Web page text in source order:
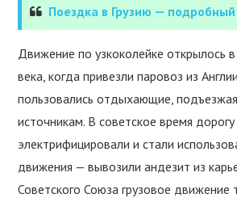
Поездка в Грузию — подробный
Движение по узкоколейке открылось
века, когда привезли паровоз из
пользовались отдыхающие,
источникам. В советское время дорогу
электрифицировали и стали
движения — вывозили андезит из
Советского Союза грузовое